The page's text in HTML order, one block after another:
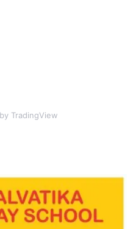
by TradingView